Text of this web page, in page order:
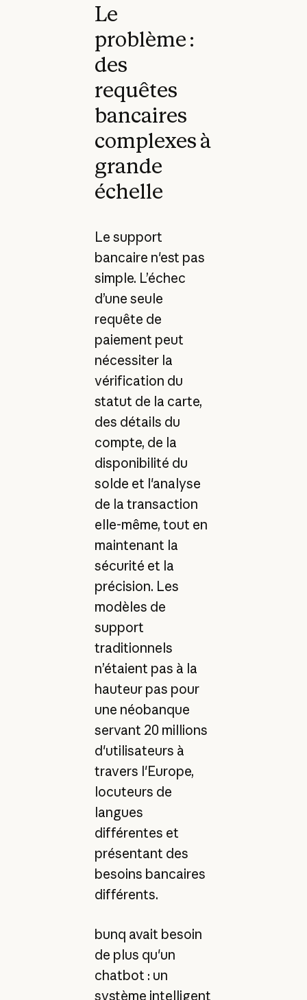
Le
problème :
des
requêtes
bancaires
complexes à
grande
échelle
Le support
bancaire n'est pas
simple. L’échec
d’une seule
requête de
paiement peut
nécessiter la
vérification du
statut de la carte,
des détails du
compte, de la
disponibilité du
solde et l'analyse
de la transaction
elle-même, tout en
maintenant la
sécurité et la
précision. Les
modèles de
support
traditionnels
n’étaient pas à la
hauteur pas pour
une néobanque
servant 20 millions
d'utilisateurs à
travers l'Europe,
locuteurs de
langues
différentes et
présentant des
besoins bancaires
différents.
bunq avait besoin
de plus qu'un
chatbot : un
système intelligent